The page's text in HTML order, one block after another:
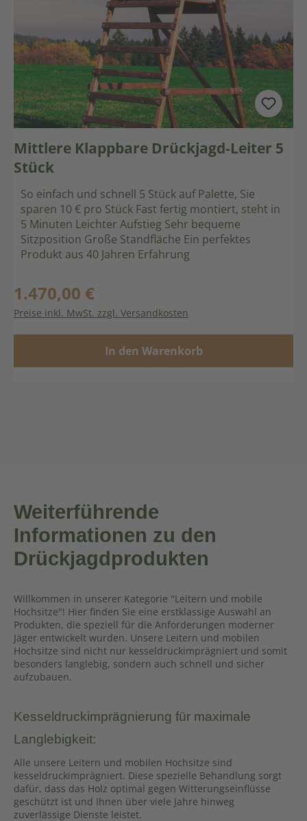
Mittlere Klappbare Drückjagd-Leiter 5
Stück
So einfach und schnell 5 Stück auf Palette, Sie
sparen 10 € pro Stück Fast fertig montiert, steht in
5 Minuten Leichter Aufstieg Sehr bequeme
Sitzposition Große Standfläche Ein perfektes
Produkt aus 40 Jahren Erfahrung
Regulärer Preis:
1.470,00 €
Preise inkl. MwSt. zzgl. Versandkosten
In den Warenkorb
Weiterführende
Informationen zu den
Drückjagdprodukten
Willkommen in unserer Kategorie "Leitern und mobile
Hochsitze"! Hier finden Sie eine erstklassige Auswahl an
Produkten, die speziell für die Anforderungen moderner
Jäger entwickelt wurden. Unsere Leitern und mobilen
Hochsitze sind nicht nur kesseldruckimprägniert und somit
besonders langlebig, sondern auch schnell und sicher
aufzubauen.
Kesseldruckimprägnierung für maximale
Langlebigkeit:
Alle unsere Leitern und mobilen Hochsitze sind
kesseldruckimprägniert. Diese spezielle Behandlung sorgt
dafür, dass das Holz optimal gegen Witterungseinflüsse
geschützt ist und Ihnen über viele Jahre hinweg
zuverlässige Dienste leistet.